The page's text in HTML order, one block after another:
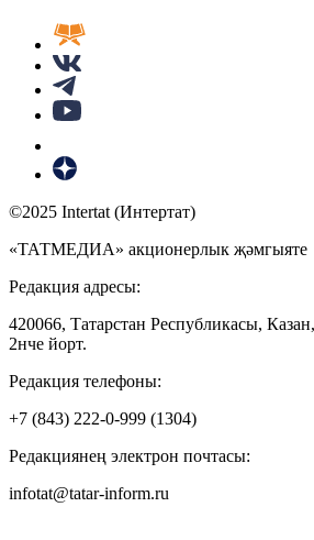
©2025 Intertat (Интертат)
«ТАТМЕДИА» акционерлык җәмгыяте
Редакция адресы:
420066, Татарстан Республикасы,
2нче йорт.
Редакция телефоны:
+7 (843) 222-0-999 (1304)
Редакциянең электрон почтасы:
infotat@tatar-inform.ru